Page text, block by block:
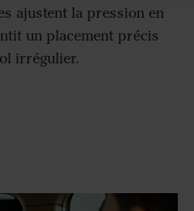
ajustent la pression en
un placement précis
irrégulier.